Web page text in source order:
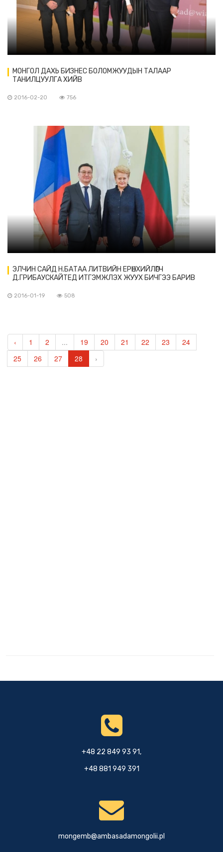
МОНГОЛ ДАХЬ БИЗНЕС БОЛОМЖУУДЫН ТАЛААР
ТАНИЛЦУУЛГА ХИЙВ
2016-02-20 756
ЭЛЧИН САЙД Н.БАТАА ЛИТВИЙН ЕРӨНХИЙЛӨГЧ
Д.ГРИБАУСКАЙТЕД ИТГЭМЖЛЭХ ЖУУХ БИЧГЭЭ БАРИВ
2016-01-19 508
‹ 1 2 ... 19 20 21 22 23
24
25
26 27 28 ›
+48 22 849 93 91,
+48 881 949 391
mongemb@ambasadamongolii.pl